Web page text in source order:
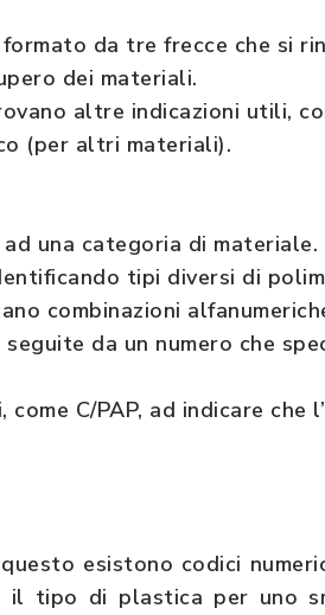
da tre frecce che si
dei materiali.
altre indicazioni utili,
(per altri materiali).
una categoria di
tipi diversi di
combinazioni
da un numero che
C/PAP, ad indicare che
esistono codici
tipo di plastica per uno